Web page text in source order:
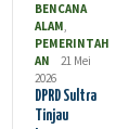
BENCANA
ALAM,
PEMERINTAH
AN
21 Mei
2026
DPRD Sultra
Tinjau